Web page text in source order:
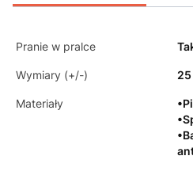
Pranie w pralce
Wymiary (+/-)
Materiały